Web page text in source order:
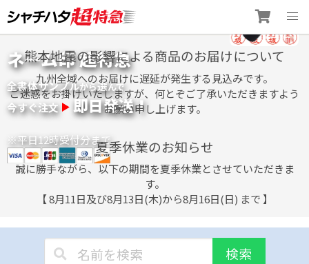
to
content
ネーム印 超特急
全書体サンプルから選んで
今すぐ注文 即日発送！
※平日12時受付分まで
熊本地震の影響による商品のお届けについて
九州全域へのお届けに遅延が発生する見込みです。
ご迷惑をお掛けいたしますが、何とぞご了承いただきますよう
お願い申し上げます。
夏季休業のお知らせ
誠に勝手ながら、以下の期間を夏季休業とさせていただきま
す。
【 8月11日及び8月13日(木)から8月16日(日) まで 】
検索